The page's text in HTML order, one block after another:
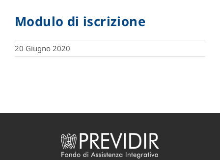
Modulo di iscrizione
20 Giugno 2020